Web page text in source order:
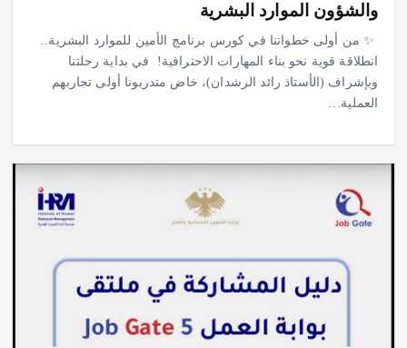
والشؤون الموارد البشرية
‎✨ من أولى خطواتنا في كورس برنامج الأمين للموارد البشرية..
انطلاقة قوية نحو بناء المهارات الاحترافية! ‎ ‎في بداية رحلتنا
وبإشراف (الأستاذ رائد الرشدان)، خاض متدربونا أولى تجاربهم
العملية…